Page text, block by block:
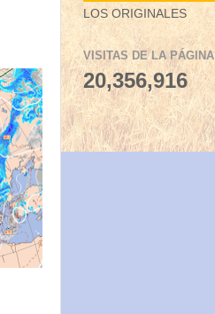
LOS ORIGINALES
VISITAS DE LA PÁGINA
20,356,916